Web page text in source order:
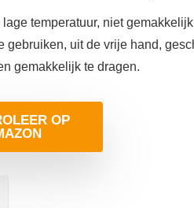
temperatuur, niet
gebruiken, uit de vrije hand,
gemakkelijk te dragen.
OP